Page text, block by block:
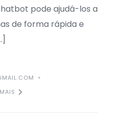
pode ajudá-los a
de forma rápida e